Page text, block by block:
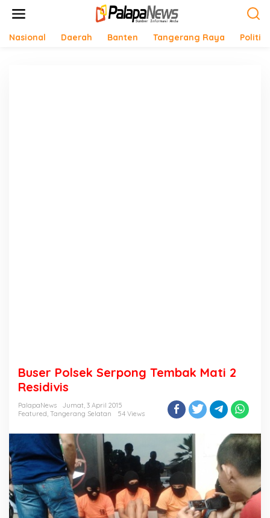
Nasional Daerah Banten Tangerang Raya Politik
Buser Polsek Serpong Tembak Mati 2
Residivis
PalapaNews
Jumat, 3 April 2015
Featured, Tangerang Selatan 54 Views